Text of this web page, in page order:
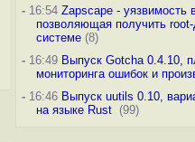
-16:54 Zapscape - уязвимость
позволяющая получить root-
системе(8)
-16:49 Выпуск Gotcha 0.4.10,
мониторинга ошибок и
-16:46 Выпуск uutils 0.10,
на языке Rust (99)